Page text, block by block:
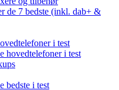
de 7 bedste (inkl. dab+ &
i test
hovedtelefoner i test
bedste i test